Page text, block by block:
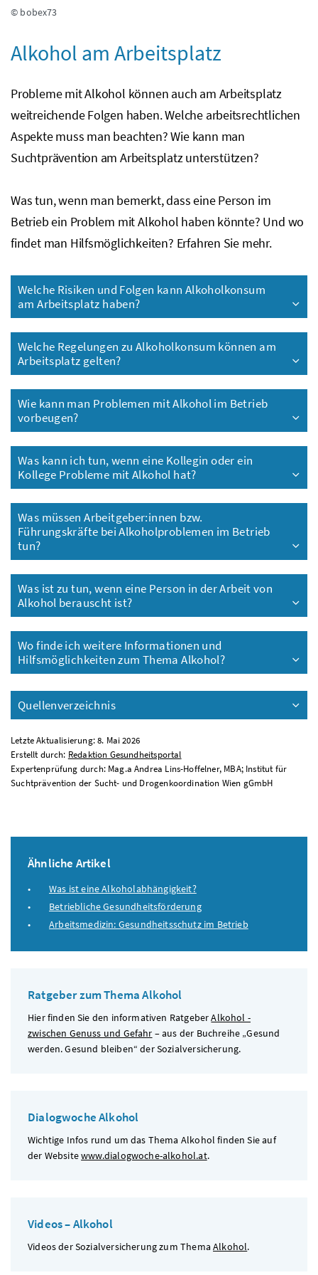
© bobex73
Alkohol am Arbeitsplatz
Probleme mit Alkohol können auch am Arbeitsplatz
weitreichende Folgen haben. Welche arbeitsrechtlichen
Aspekte muss man beachten? Wie kann man
Suchtprävention am Arbeitsplatz unterstützen?
Was tun, wenn man bemerkt, dass eine Person im
Betrieb ein Problem mit Alkohol haben könnte? Und wo
findet man Hilfsmöglichkeiten? Erfahren Sie mehr.
Welche Risiken und Folgen kann Alkoholkonsum
am Arbeitsplatz haben?
Welche Regelungen zu Alkoholkonsum können am
Arbeitsplatz gelten?
Wie kann man Problemen mit Alkohol im Betrieb
vorbeugen?
Was kann ich tun, wenn eine Kollegin oder ein
Kollege Probleme mit Alkohol hat?
Was müssen Arbeitgeber:innen bzw.
Führungskräfte bei Alkoholproblemen im Betrieb
tun?
Was ist zu tun, wenn eine Person in der Arbeit von
Alkohol berauscht ist?
Wo finde ich weitere Informationen und
Hilfsmöglichkeiten zum Thema Alkohol?
Quellenverzeichnis
Letzte Aktualisierung: 8. Mai 2026
Erstellt durch: Redaktion Gesundheitsportal
Expertenprüfung durch: Mag.a Andrea Lins-Hoffelner, MBA; Institut für
Suchtprävention der Sucht- und Drogenkoordination Wien gGmbH
Ähnliche Artikel
Was ist eine Alkoholabhängigkeit?
Betriebliche Gesundheitsförderung
Arbeitsmedizin: Gesundheitsschutz im Betrieb
Ratgeber zum Thema Alkohol
Hier finden Sie den informativen RatgeberAlkohol -
zwischen Genuss und Gefahr – aus der Buchreihe „Gesund
werden. Gesund bleiben“ der Sozialversicherung.
Dialogwoche Alkohol
Wichtige Infos rund um das Thema Alkohol finden Sie auf
der Websitewww.dialogwoche-alkohol.at.
Videos – Alkohol
Videos der Sozialversicherung zum ThemaAlkohol.